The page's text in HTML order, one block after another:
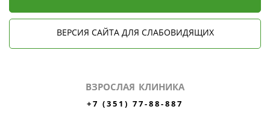
ВЕРСИЯ САЙТА ДЛЯ СЛАБОВИДЯЩИХ
ВЗРОСЛАЯ КЛИНИКА
+7 (351) 77-88-887